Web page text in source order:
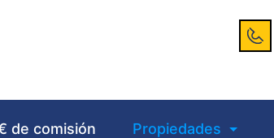
de comisión Propiedades